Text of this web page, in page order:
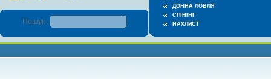
ДОННА ЛОВЛЯ
СПІНІНГ
НАХЛИСТ
Пошук :